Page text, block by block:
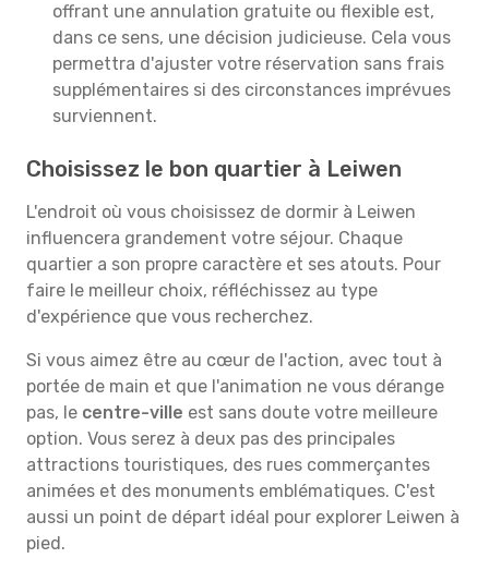
offrant une annulation gratuite ou flexible est,
dans ce sens, une décision judicieuse. Cela vous
permettra d'ajuster votre réservation sans frais
supplémentaires si des circonstances imprévues
surviennent.
Choisissez le bon quartier à Leiwen
L'endroit où vous choisissez de dormir à Leiwen
influencera grandement votre séjour. Chaque
quartier a son propre caractère et ses atouts. Pour
faire le meilleur choix, réfléchissez au type
d'expérience que vous recherchez.
Si vous aimez être au cœur de l'action, avec tout à
portée de main et que l'animation ne vous dérange
pas, le centre-ville est sans doute votre meilleure
option. Vous serez à deux pas des principales
attractions touristiques, des rues commerçantes
animées et des monuments emblématiques. C'est
aussi un point de départ idéal pour explorer Leiwen à
pied.